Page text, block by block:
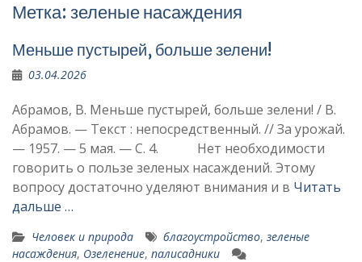
Метка: зеленые насаждения
Меньше пустырей, больше зелени!
03.04.2026
Абрамов, В. Меньше пустырей, больше зелени! / В.
Абрамов. — Текст : непосредственный. // За урожай.
— 1957. — 5 мая. — С. 4. Нет необходимости
говорить о пользе зеленых насажде­ний. Этому
вопросу достаточ­но уделяют внимания и в Читать
дальше …
Человек и природа благоустройство, зеленые
насаждения, Озеленение, палисадники